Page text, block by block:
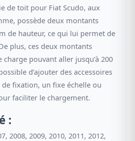
de toit pour Fiat Scudo, aux
possède deux montants
de hauteur, ce qui lui permet de
plus, ces deux montants
pouvant aller jusqu’à 200
d’ajouter des accessoires
fixation, un fixe échelle ou
faciliter le chargement.
:
2008, 2009, 2010, 2011, 2012,